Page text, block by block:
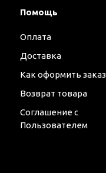
Помощь
Оплата
Доставка
Как оформить заказ
Возврат товара
Соглашение с
Пользователем